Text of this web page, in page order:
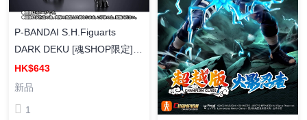
P-BANDAI S.H.Figuarts
DARK DEKU [魂SHOP限定]
SHF 黑化笨久 塗裝成品
HK$643
新品
1